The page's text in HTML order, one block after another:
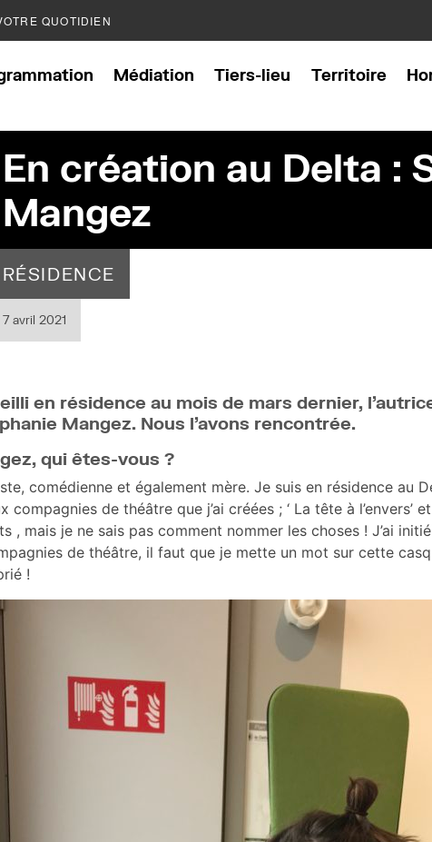
QUOTIDIEN
Médiation Tiers-lieu Territoire
En création au Delta :
Mangez
RÉSIDENCE
7 avril 2021
en résidence au mois de mars dernier,
Mangez. Nous l’avons rencontrée.
qui êtes-vous ?
comédienne et également mère. Je suis en résidence au
de théâtre que j’ai créées ; ‘ La tête à l’envers’
, mais je ne sais pas comment nommer les choses ! J’ai
de théâtre, il faut que je mette un mot sur cette
!